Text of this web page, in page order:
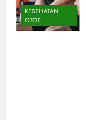
KESEHATAN
OTOT